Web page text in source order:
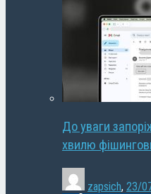
До уваги
хвилю
zapsich, 23/